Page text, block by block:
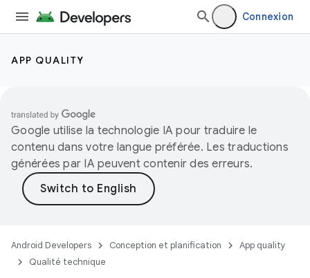
Connexion
APP QUALITY
Google utilise la technologie IA pour traduire le
contenu dans votre langue préférée. Les traductions
générées par IA peuvent contenir des erreurs.
Android Developers Conception et planification
App quality
Qualité technique